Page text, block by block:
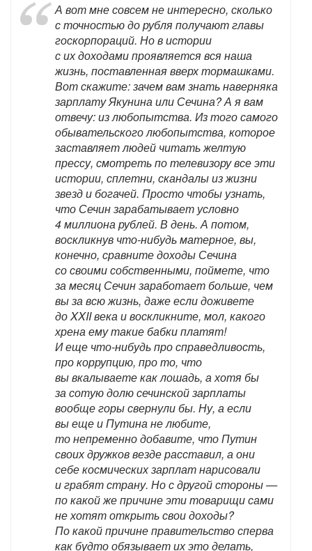
А вот мне совсем не интересно, сколько
с точностью до рубля получают главы
госкорпораций. Но в истории
с их доходами проявляется вся наша
жизнь, поставленная вверх тормашками.
Вот скажите: зачем вам знать наверняка
зарплату Якунина или Сечина? А я вам
отвечу: из любопытства. Из того самого
обывательского любопытства, которое
заставляет людей читать желтую
прессу, смотреть по телевизору все эти
истории, сплетни, скандалы из жизни
звезд и богачей. Просто чтобы узнать,
что Сечин зарабатывает условно
4 миллиона рублей. В день. А потом,
воскликнув что-нибудь матерное, вы,
конечно, сравните доходы Сечина
со своими собственными, поймете, что
за месяц Сечин заработает больше, чем
вы за всю жизнь, даже если доживете
до XXII века и воскликните, мол, какого
хрена ему такие бабки платят!
И еще что-нибудь про справедливость,
про коррупцию, про то, что
вы вкалываете как лошадь, а хотя бы
за сотую долю сечинской зарплаты
вообще горы свернули бы. Ну, а если
вы еще и Путина не любите,
то непременно добавите, что Путин
своих дружков везде расставил, а они
себе космических зарплат нарисовали
и грабят страну. Но с другой стороны —
по какой же причине эти товарищи сами
не хотят открыть свои доходы?
По какой причине правительство сперва
как будто обязывает их это делать,